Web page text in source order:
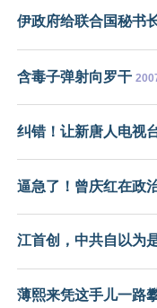
伊政府给联合国秘书
含毒子弹射向罗干
纠错！让新唐人电视
逼急了！曾庆红在政
江首创，中共自以为
薄熙来凭这手儿一路